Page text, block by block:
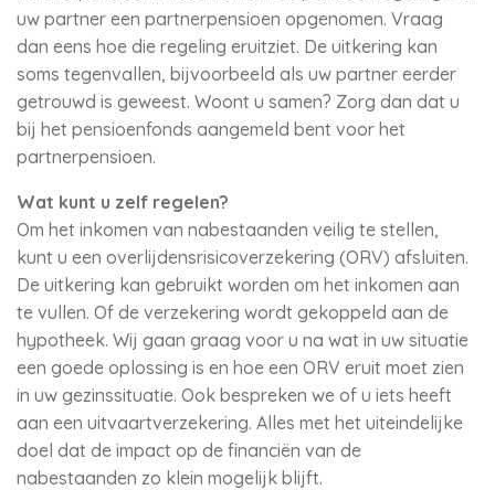
uw partner een partnerpensioen opgenomen. Vraag
dan eens hoe die regeling eruitziet. De uitkering kan
soms tegenvallen, bijvoorbeeld als uw partner eerder
getrouwd is geweest. Woont u samen? Zorg dan dat u
bij het pensioenfonds aangemeld bent voor het
partnerpensioen.
Wat kunt u zelf regelen?
Om het inkomen van nabestaanden veilig te stellen,
kunt u een overlijdensrisicoverzekering (ORV) afsluiten.
De uitkering kan gebruikt worden om het inkomen aan
te vullen. Of de verzekering wordt gekoppeld aan de
hypotheek. Wij gaan graag voor u na wat in uw situatie
een goede oplossing is en hoe een ORV eruit moet zien
in uw gezinssituatie. Ook bespreken we of u iets heeft
aan een uitvaartverzekering. Alles met het uiteindelijke
doel dat de impact op de financiën van de
nabestaanden zo klein mogelijk blijft.